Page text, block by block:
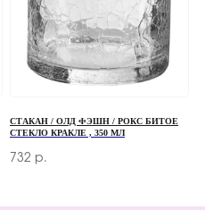
СТАКАН / ОЛД ФЭШН / РОКС БИТОЕ
СТЕКЛО КРАКЛЕ , 350 МЛ
732 р.